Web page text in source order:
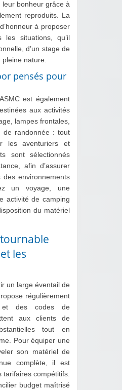
leur bonheur grâce à
reproduits. La
à proposer
situations, qu’il
d’un stage de
pleine nature.
pensés pour
est également
aux activités
lampes frontales,
de randonnée : tout
les aventuriers et
sont sélectionnés
afin d’assurer
environnements
un voyage, une
activité de camping
du matériel
les
un large éventail de
régulièrement
et des codes de
aux clients de
tout en
Pour équiper une
son matériel de
complète, il est
tarifaires compétitifs.
budget maîtrisé